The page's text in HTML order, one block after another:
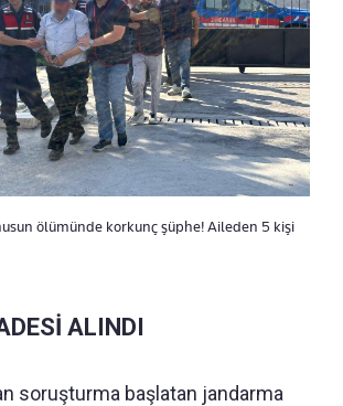
ölümünde korkunç şüphe! Aileden 5 kişi
ALINDI
soruşturma başlatan jandarma